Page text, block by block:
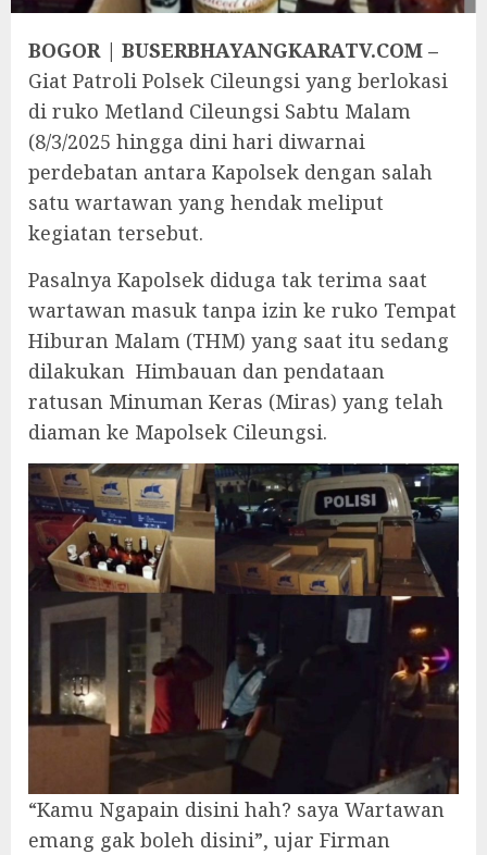
BOGOR | BUSERBHAYANGKARATV.COM –
Giat Patroli Polsek Cileungsi yang berlokasi
di ruko Metland Cileungsi Sabtu Malam
(8/3/2025 hingga dini hari diwarnai
perdebatan antara Kapolsek dengan salah
satu wartawan yang hendak meliput
kegiatan tersebut.
Pasalnya Kapolsek diduga tak terima saat
wartawan masuk tanpa izin ke ruko Tempat
Hiburan Malam (THM) yang saat itu sedang
dilakukan Himbauan dan pendataan
ratusan Minuman Keras (Miras) yang telah
diaman ke Mapolsek Cileungsi.
“Kamu Ngapain disini hah? saya Wartawan
emang gak boleh disini”, ujar Firman